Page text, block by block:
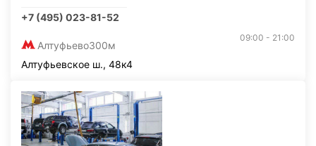
+7 (495) 023-81-52
Алтуфьево300м
09:00 - 21:00
Алтуфьевское ш., 48к4